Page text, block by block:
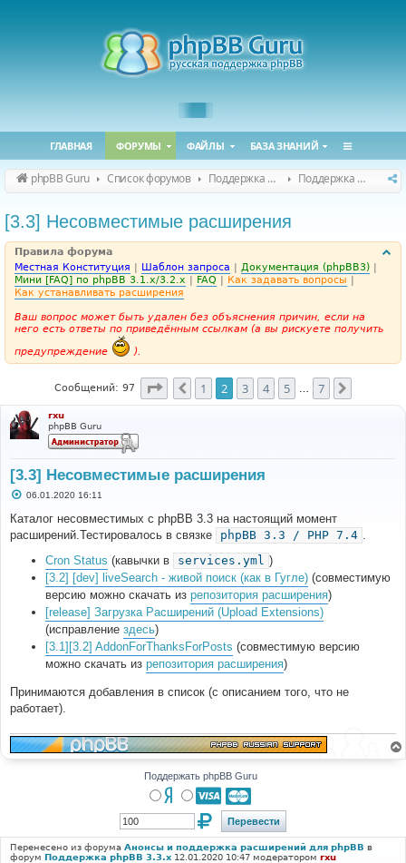
ГЛАВНАЯ ФОРУМЫ ФАЙЛЫ БАЗА ЗНАНИЙ
phpBB Guru Список форумов Поддержка phpBB Поддержка phpBB 3.3.x
[3.3] Несовместимые расширения
Правила форума
Местная Конституция | Шаблон запроса | Документация (phpBB3) |
Мини [FAQ] по phpBB 3.1.x/3.2.x | FAQ | Как задавать вопросы |
Как устанавливать расширения
Ваш вопрос может быть удален без объяснения причин, если на
него есть ответы по приведённым ссылкам (а вы рискуете получить
предупреждение
).
Сообщений: 97 Страница 2из7
Пред.
1 2 3 4 5 7
rxu
phpBB Guru
[3.3] Несовместимые расширения
С
о
б
щ
06.01.2020 16:11
Каталог несовместимых с phpBB 3.3 на настоящий момент
расширений.Тестировалось в связке
phpBB 3.3 / PHP 7.4 .
Cron Status (кавычки в services.yml )
[3.2] [dev] liveSearch - живой поиск (как в Гугле) (совместимую
версию можно скачать из репозитория расширения)
[release] Загрузка Расширений (Upload Extensions)
(исправление здесь)
[3.1][3.2] AddonForThanksForPosts (совместимую версию
можно скачать из репозитория расширения)
Принимаются добавления в список (с описанием того, что не
работает).
Поддержать phpBB Guru
Перенесено из форума Анонсы и поддержка расширений для phpBB в
форум Поддержка phpBB 3.3.x 12.01.2020 10:47 модератором rxu